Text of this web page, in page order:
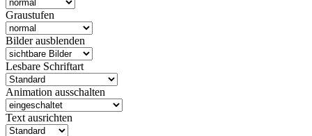
Graustufen
Bilder ausblenden
Lesbare Schriftart
Animation ausschalten
Text ausrichten